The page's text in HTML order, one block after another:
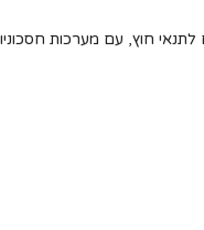
חוץ, עם מערכות